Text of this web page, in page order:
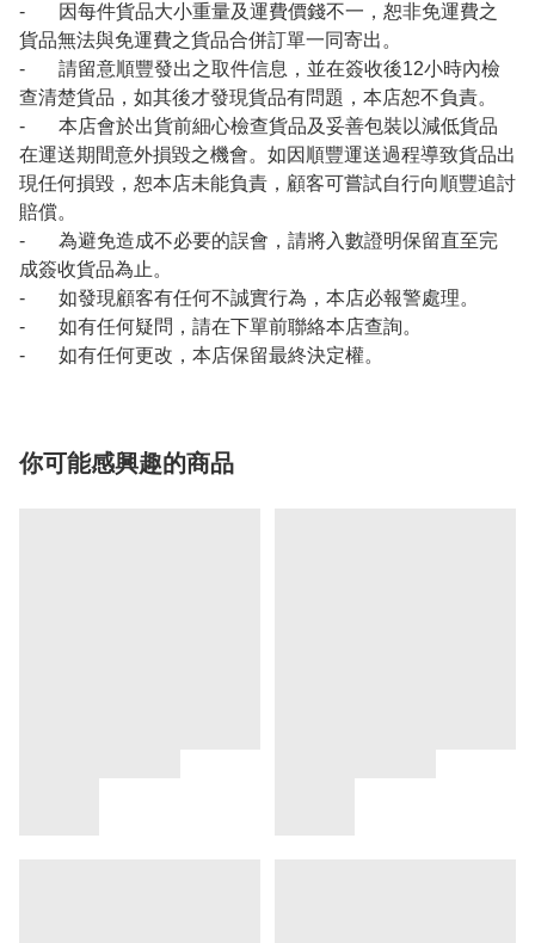
- 因每件貨品大小重量及運費價錢不一，恕非免運費之
貨品無法與免運費之貨品合併訂單一同寄出。
- 請留意順豐發出之取件信息，並在簽收後12小時內檢
查清楚貨品，如其後才發現貨品有問題，本店恕不負責。
- 本店會於出貨前細心檢查貨品及妥善包裝以減低貨品
在運送期間意外損毀之機會。如因順豐運送過程導致貨品出
現任何損毀，恕本店未能負責，顧客可嘗試自行向順豐追討
賠償。
- 為避免造成不必要的誤會，請將入數證明保留直至完
成簽收貨品為止。
- 如發現顧客有任何不誠實行為，本店必報警處理。
- 如有任何疑問，請在下單前聯絡本店查詢。
- 如有任何更改，本店保留最終決定權。
你可能感興趣的商品